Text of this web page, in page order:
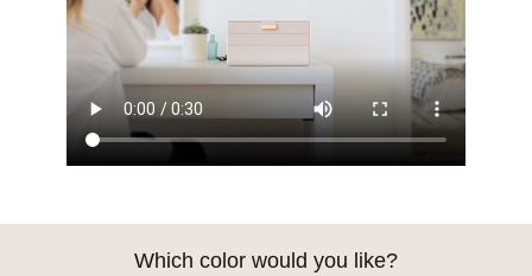
Which color would you like?